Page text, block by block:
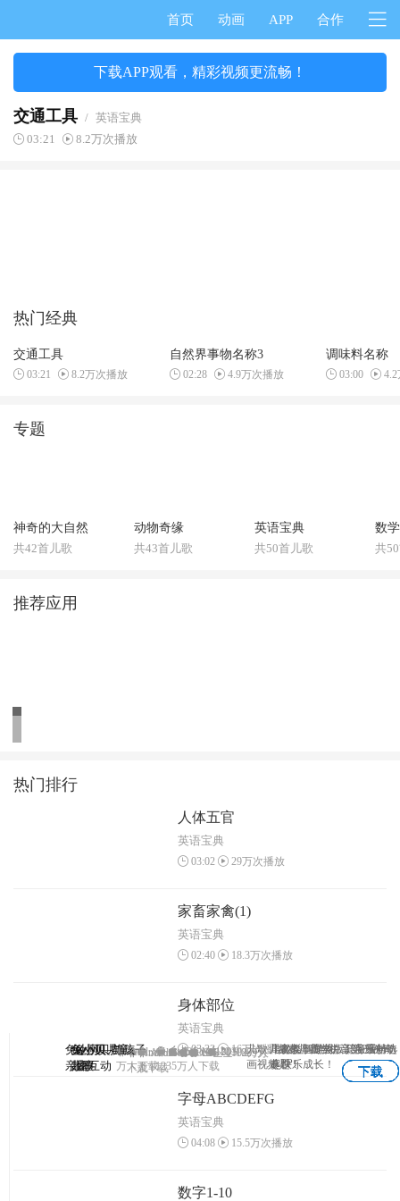
首页 动画 APP 合作
下载APP观看，精彩视频更流畅！
交通工具 / 英语宝典
03:21
8.2万次播放
热门经典
交通工具
03:21 8.2万次播放
自然界事物名称3
02:28 4.9万次播放
调味料名称
03:00
专题
神奇的大自然
共42首儿歌
动物奇缘
共43首儿歌
英语宝典
共50首儿歌
数
共
推荐应用
兔小贝拼
音
Android IOS
1102万人
下载
3-7岁儿童学拼音第一神奇
APP
下载
兔小贝—与孩子
亲密互动
Android
IOS
1235万人下载
早教益智游戏，陪宝宝一
起快乐成长！
下载
兔小贝
儿歌
Android IOS
1203
万人下载
儿歌、故事、国学、识字原创动
画视频！
下载
兔小贝儿童
故事
Android IOS
1069万
人下载
儿童故事专业版，海量精选
专题！
下载
热门排行
人体五官
英语宝典
03:02 29万次播放
家畜家禽(1)
英语宝典
02:40 18.3万次播放
身体部位
英语宝典
03:23 16万次播放
字母ABCDEFG
英语宝典
04:08 15.5万次播放
数字1-10